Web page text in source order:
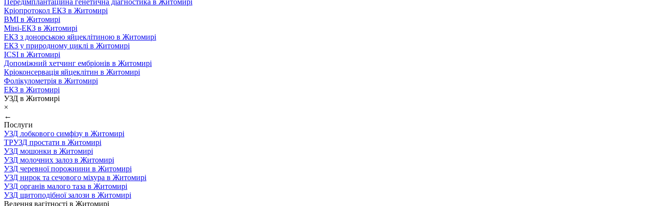
Передімплантаційна генетична діагностика в Житомирі
Кріопротокол ЕКЗ в Житомирі
ВМІ в Житомирі
Міні-ЕКЗ в Житомирі
ЕКЗ з донорською яйцеклітиною в Житомирі
ЕКЗ у природному циклі в Житомирі
ICSI в Житомирі
Допоміжний хетчинг ембріонів в Житомирі
Кріоконсервація яйцеклітин в Житомирі
Фолікулометрія в Житомирі
ЕКЗ в Житомирі
УЗД в Житомирі
×
←
Послуги
УЗД лобкового симфізу в Житомирі
ТРУЗД простати в Житомирі
УЗД мошонки в Житомирі
УЗД молочних залоз в Житомирі
УЗД черевної порожнини в Житомирі
УЗД нирок та сечового міхура в Житомирі
УЗД органів малого таза в Житомирі
УЗД щитоподібної залози в Житомирі
Ведення вагітності в Житомирі